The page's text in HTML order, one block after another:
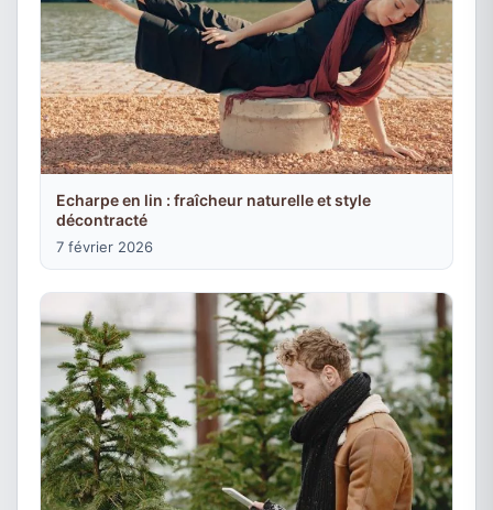
Echarpe en lin : fraîcheur naturelle et style
décontracté
7 février 2026